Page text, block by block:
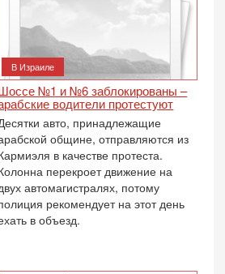
В Израиле
№1 и №6 заблокированы –
водители протестуют
авто, принадлежащие
общине, отправляются из
в качестве протеста.
перекроет движение на
автомагистралях, потому
рекомендует на этот день
в объезд.